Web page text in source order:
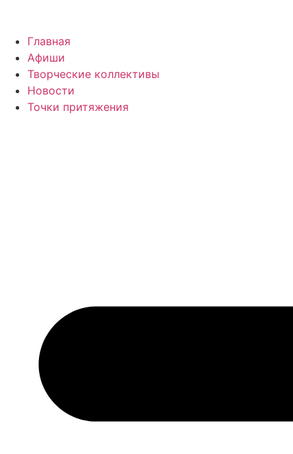
Главная
Афиши
Творческие коллективы
Новости
Точки притяжения